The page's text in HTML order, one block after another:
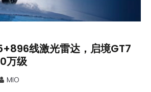
线激光雷达，启境GT7
万级
MIO